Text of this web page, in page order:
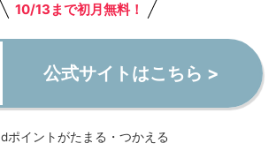
10/13まで初月無料！
公式サイトはこちら >
dポイントがたまる・つかえる